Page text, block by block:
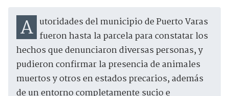
Autoridades del municipio de Puerto Varas fueron hasta la parcela para constatar los
hechos que denunciaron diversas personas, y
pudieron confirmar la presencia de animales
muertos y otros en estados precarios, además
de un entorno completamente sucio e